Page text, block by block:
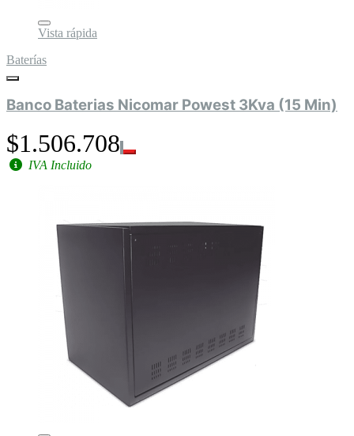
Vista rápida
Baterías
Banco Baterias Nicomar Powest 3Kva (15 Min)
$1.506.708
IVA Incluido